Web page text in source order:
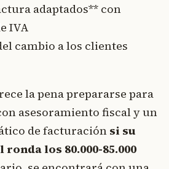
adaptados** con
IVA
cambio a los clientes
la pena prepararse para
asesoramiento fiscal y un
de facturación si su
los 80.000-85.000